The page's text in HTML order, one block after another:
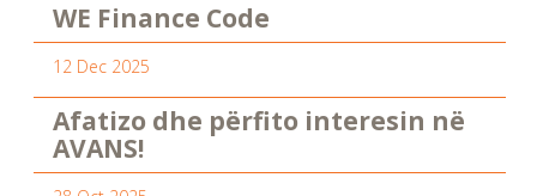
WE Finance Code
12 Dec 2025
Afatizo dhe përfito interesin në
AVANS!